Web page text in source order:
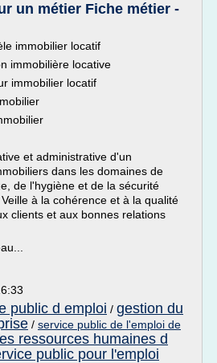
un métier Fiche métier -
immobilier locatif
immobilière locative
immobilier locatif
et administrative d'un
dans les domaines de
de l'hygiène et de la sécurité
à la cohérence et à la qualité
clients et aux bonnes relations
public d emploi / gestion du
/ service public de l'emploi de
ressources humaines d
public pour l'emploi